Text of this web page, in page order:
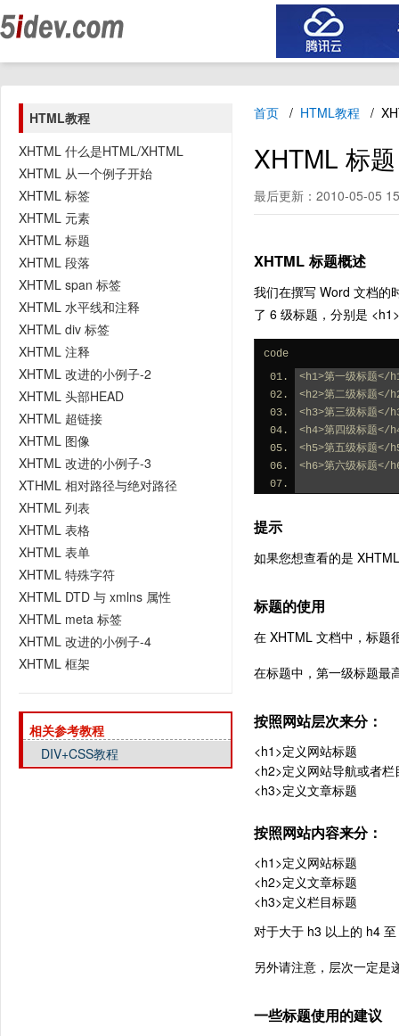
HTML教程
XHTML 什么是HTML/XHTML
XHTML 从一个例子开始
XHTML 标签
XHTML 元素
XHTML 标题
XHTML 段落
XHTML span 标签
XHTML 水平线和注释
XHTML div 标签
XHTML 注释
XHTML 改进的小例子-2
XHTML 头部HEAD
XHTML 超链接
XHTML 图像
XHTML 改进的小例子-3
XTHML 相对路径与绝对路径
XHTML 列表
XHTML 表格
XHTML 表单
XHTML 特殊字符
XHTML DTD 与 xmlns 属性
XHTML meta 标签
XHTML 改进的小例子-4
XHTML 框架
相关参考教程
DIV+CSS教程
首页 HTML教程
XHTML 标
最后更新：2010-05-05
XHTML 标题概述
我们在撰写 Word 文档的
了 6 级标题，分别是
code
<h1>第一级标题</
<h2>第二级标题</
<h3>第三级标题</
<h4>第四级标题</
<h5>第五级标题</
<h6>第六级标题</
提示
如果您想查看的是
标题的使用
在 XHTML 文档中，标题
在标题中，第一级标题最
按照网站层次来分：
<h1>定义网站标题
<h2>定义网站导航或者栏
<h3>定义文章标题
按照网站内容来分：
<h1>定义网站标题
<h2>定义文章标题
<h3>定义栏目标题
对于大于 h3 以上的 h4
另外请注意，层次一定是
一些标题使用的建议